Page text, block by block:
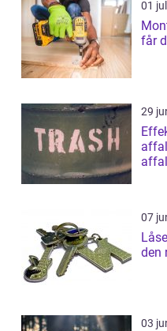
01
får
29
07
den
03